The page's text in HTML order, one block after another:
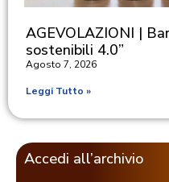
AGEVOLAZIONI |
sostenibili 4.0”
Agosto 7, 2026
Leggi Tutto »
Accedi all’archivio